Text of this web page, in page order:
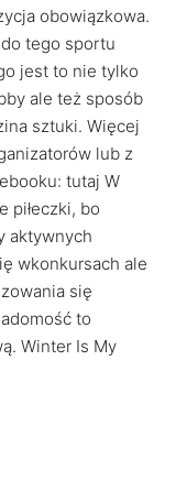
obowiązkowa.
tego sportu
jest to nie tylko
ale też sposób
sztuki. Więcej
lub z
tutaj W
piłeczki, bo
aktywnych
wkonkursach ale
się
to
Winter Is My